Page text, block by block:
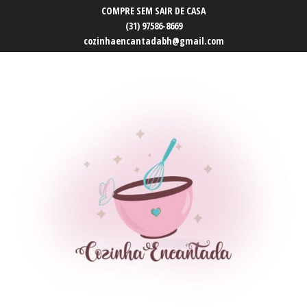
COMPRE SEM SAIR DE CASA
(31) 97586-8669
cozinhaencantadabh@gmail.com